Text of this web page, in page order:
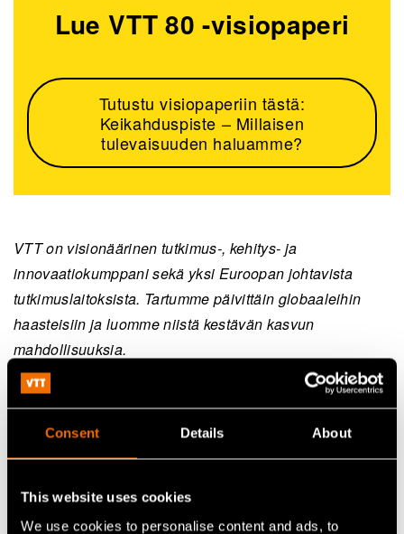
Consent Details About
This website uses cookies
We use cookies to personalise content and ads, to
Lue VTT 80 -visiopaperi
Tutustu visiopaperiin tästä:
Keikahduspiste – Millaisen
tulevaisuuden haluamme?
VTT on visionäärinen tutkimus-, kehitys- ja
innovaatiokumppani sekä yksi Euroopan johtavista
tutkimuslaitoksista. Tartumme päivittäin globaaleihin
haasteisiin ja luomme niistä kestävän kasvun
mahdollisuuksia.
VTT on viettänyt juhlavuottaan vuonna 2022.
teknologian avulla suuria globaaleja haasteita yritysten